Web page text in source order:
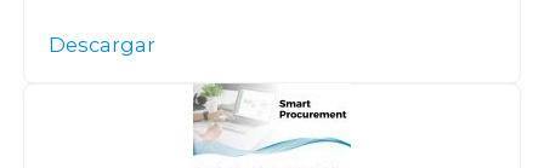
Descargar